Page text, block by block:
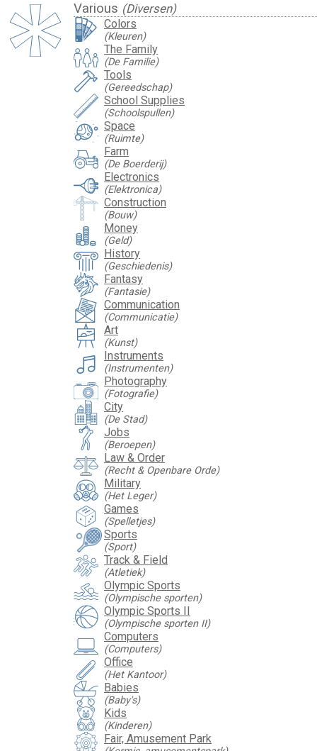
Various (Diversen)
Colors
(Kleuren)
The Family
(De Familie)
Tools
(Gereedschap)
School Supplies
(Schoolspullen)
Space
(Ruimte)
Farm
(De Boerderij)
Electronics
(Elektronica)
Construction
(Bouw)
Money
(Geld)
History
(Geschiedenis)
Fantasy
(Fantasie)
Communication
(Communicatie)
Art
(Kunst)
Instruments
(Instrumenten)
Photography
(Fotografie)
City
(De Stad)
Jobs
(Beroepen)
Law & Order
(Recht & Openbare Orde)
Military
(Het Leger)
Games
(Spelletjes)
Sports
(Sport)
Track & Field
(Atletiek)
Olympic Sports
(Olympische sporten)
Olympic Sports II
(Olympische sporten II)
Computers
(Computers)
Office
(Het Kantoor)
Babies
(Baby's)
Kids
(Kinderen)
Fair, Amusement Park